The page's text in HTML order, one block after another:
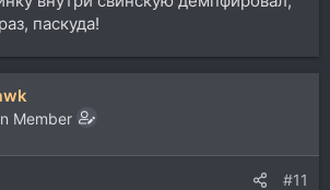
паскуда!
Member
#11